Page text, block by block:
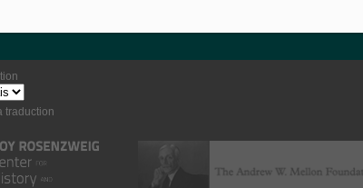
traduction